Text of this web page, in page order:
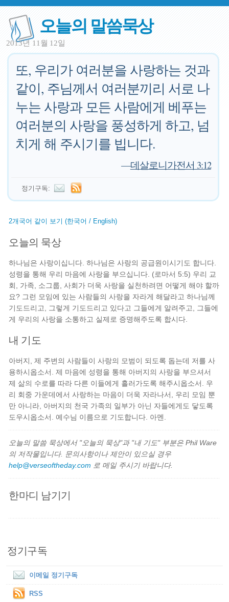
오늘의 말씀묵상
2013년 11월 12일
또, 우리가 여러분을 사랑하는 것과
같이, 주님께서 여러분끼리 서로 나
누는 사랑과 모든 사람에게 베푸는
여러분의 사랑을 풍성하게 하고, 넘
치게 해 주시기를 빕니다.
—데살로니가전서 3:12
정기구독:
2개국어 같이 보기 (한국어 / English)
오늘의 묵상
하나님은 사랑이십니다. 하나님은 사랑의 공급원이시기도 합니다.
성령을 통해 우리 마음에 사랑을 부으십니다. (로마서 5:5) 우리 교
회, 가족, 소그룹, 사회가 더욱 사랑을 실천하려면 어떻게 해야 할까
요? 그런 모임에 있는 사람들의 사랑을 자라게 해달라고 하나님께
기도드리고, 그렇게 기도드리고 있다고 그들에게 알려주고, 그들에
게 우리의 사랑을 소통하고 실제로 증명해주도록 합시다.
내 기도
아버지, 제 주변의 사람들이 사랑의 모범이 되도록 돕는데 저를 사
용하시옵소서. 제 마음에 성령을 통해 아버지의 사랑을 부으셔서
제 삶의 수로를 따라 다른 이들에게 흘러가도록 해주시옵소서. 우
리 회중 가운데에서 사랑하는 마음이 더욱 자라나서, 우리 모임 뿐
만 아니라, 아버지의 천국 가족의 일부가 아닌 자들에게도 닿도록
도우시옵소서. 예수님 이름으로 기도합니다. 아멘.
오늘의 말씀 묵상에서 "오늘의 묵상"과 "내 기도" 부분은 Phil Ware
의 저작물입니다. 문의사항이나 제안이 있으실 경우
help@verseoftheday.com 로 메일 주시기 바랍니다.
한마디 남기기
정기구독
이메일 정기구독
RSS